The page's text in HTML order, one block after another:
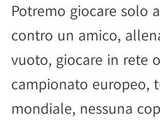
Potremo giocare solo
contro un amico,
vuoto, giocare in rete
campionato europeo,
mondiale, nessuna